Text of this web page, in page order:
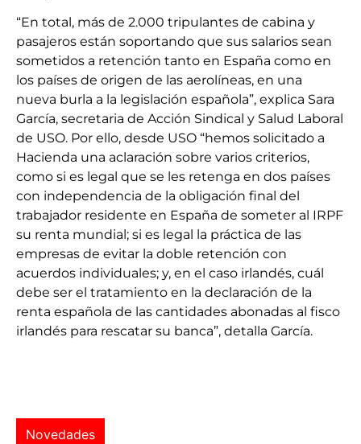
“En total, más de 2.000 tripulantes de cabina y
pasajeros están soportando que sus salarios sean
sometidos a retención tanto en España como en
los países de origen de las aerolíneas, en una
nueva burla a la legislación española”, explica Sara
García, secretaria de Acción Sindical y Salud Laboral
de USO. Por ello, desde USO “hemos solicitado a
Hacienda una aclaración sobre varios criterios,
como si es legal que se les retenga en dos países
con independencia de la obligación final del
trabajador residente en España de someter al IRPF
su renta mundial; si es legal la práctica de las
empresas de evitar la doble retención con
acuerdos individuales; y, en el caso irlandés, cuál
debe ser el tratamiento en la declaración de la
renta española de las cantidades abonadas al fisco
irlandés para rescatar su banca”, detalla García.
Novedades